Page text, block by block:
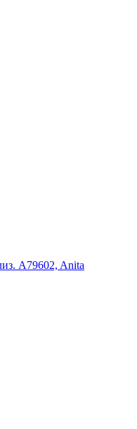
A79602, Anita